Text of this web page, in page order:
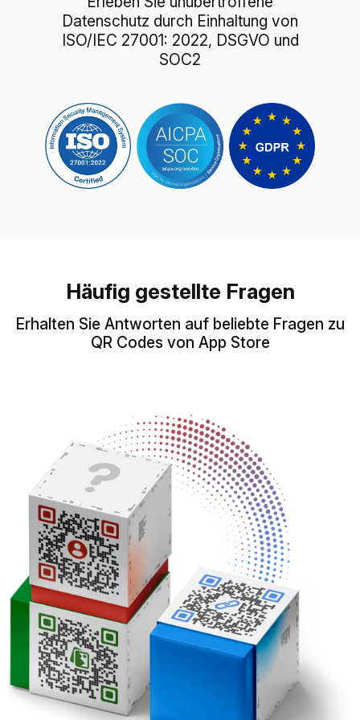
Datenschutz durch Einhaltung von
ISO/IEC 27001: 2022, DSGVO und
SOC2
Häufig gestellte Fragen
Erhalten Sie Antworten auf beliebte Fragen zu
QR Codes von App Store